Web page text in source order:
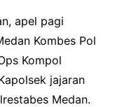
apel pagi
Kombes Pol
Kompol
jajaran
Medan.